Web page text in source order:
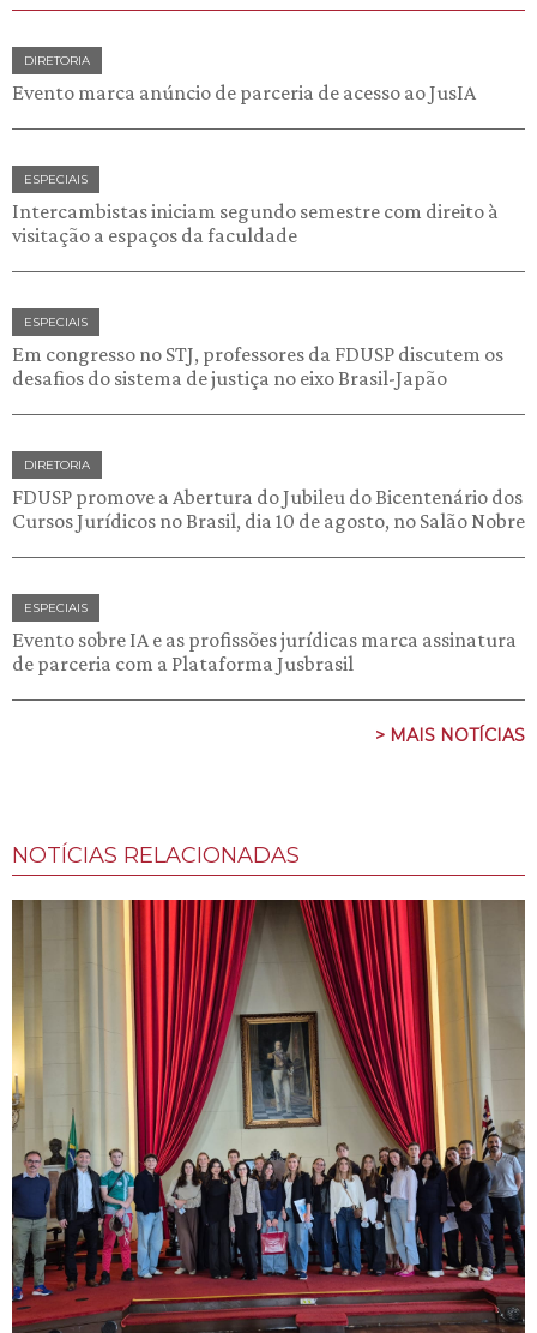
DIRETORIA
Evento marca anúncio de parceria de acesso ao JusIA
ESPECIAIS
Intercambistas iniciam segundo semestre com direito à
visitação a espaços da faculdade
ESPECIAIS
Em congresso no STJ, professores da FDUSP discutem os
desafios do sistema de justiça no eixo Brasil-Japão
DIRETORIA
FDUSP promove a Abertura do Jubileu do Bicentenário dos
Cursos Jurídicos no Brasil, dia 10 de agosto, no Salão Nobre
ESPECIAIS
Evento sobre IA e as profissões jurídicas marca assinatura
de parceria com a Plataforma Jusbrasil
> MAIS NOTÍCIAS
NOTÍCIAS RELACIONADAS